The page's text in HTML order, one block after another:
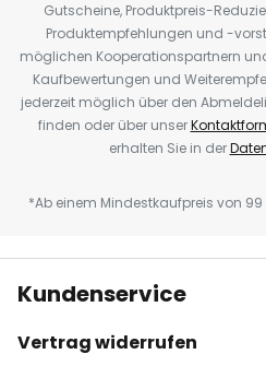
Gutscheine, Produktpreis-
Produktempfehlungen und -
möglichen Kooperationspartnern
Kaufbewertungen und
jederzeit möglich über den
finden oder über unser
erhalten Sie in der
*Ab einem Mindestkaufpreis von
Kundenservice
Vertrag widerrufen